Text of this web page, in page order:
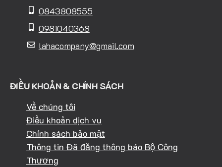
0843808555
0981040368
lahacompany@gmail.com
ĐIỀU KHOẢN & CHÍNH SÁCH
Về chúng tôi
Điều khoản dịch vụ
Chính sách bảo mật
Thông tin Đã đăng thông báo Bộ Công
Thương